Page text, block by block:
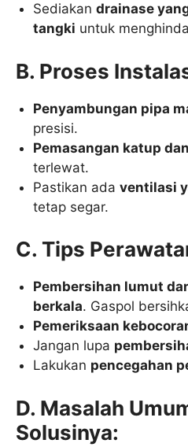
Sediakandrainase
tangki untuk
B. Proses
Penyambungan pipa
presisi.
Pemasangan katup
terlewat.
Pastikan adaventilasi
tetap segar.
C. Tips
Pembersihan lumut
berkala. Gaspol
Pemeriksaan
Jangan lupa
Lakukan pencegahan
D. Masalah
Solusinya: